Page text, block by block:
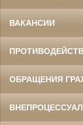
ВАКАНСИИ
ОБРАЩЕНИЯ